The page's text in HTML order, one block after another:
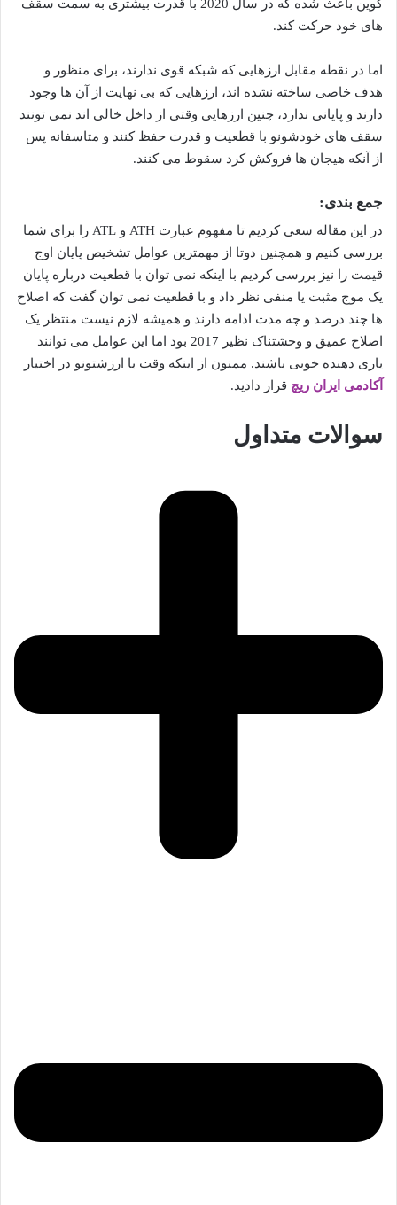
کوین باعث شده که در سال 2020 با قدرت بیشتری به سمت سقف
های خود حرکت کند.
اما در نقطه مقابل ارزهایی که شبکه قوی ندارند، برای منظور و
هدف خاصی ساخته نشده اند، ارزهایی که بی نهایت از آن ها وجود
دارند و پایانی ندارد، چنین ارزهایی وقتی از داخل خالی اند نمی تونند
سقف های خودشونو با قطعیت و قدرت حفظ کنند و متاسفانه پس
از آنکه هیجان ها فروکش کرد سقوط می کنند.
جمع بندی:
در این مقاله سعی کردیم تا مفهوم عبارت ATH و ATL را برای شما
بررسی کنیم و همچنین دوتا از مهمترین عوامل تشخیص پایان اوج
قیمت را نیز بررسی کردیم با اینکه نمی توان با قطعیت درباره پایان
یک موج مثبت یا منفی نظر داد و با قطعیت نمی توان گفت که اصلاح
ها چند درصد و چه مدت ادامه دارند و همیشه لازم نیست منتظر یک
اصلاح عمیق و وحشتناک نظیر 2017 بود اما این عوامل می توانند
یاری دهنده خوبی باشند. ممنون از اینکه وقت با ارزشتونو در اختیار
آکادمی ایران ریچ قرار دادید.
سوالات متداول